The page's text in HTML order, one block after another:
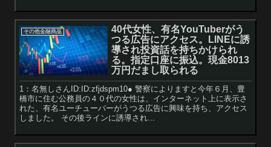
その他金融商品
40代女性、有名YouTuberがう
つる広告にアクセス。LINEに誘
導され投資話を持ちかけられ
る。指定口座に振込。現金8013
万円だまし取られる
1：名無しさんID:ID:zfjdspm10● 警察によりますと今年６月、豊
橋市に住む公務員の４０代の女性は、インターネット上に表示さ
れた、有名ユーチューバーがうつる広告に興味を持ち、アクセス
しました。 その後ラインに誘導され...